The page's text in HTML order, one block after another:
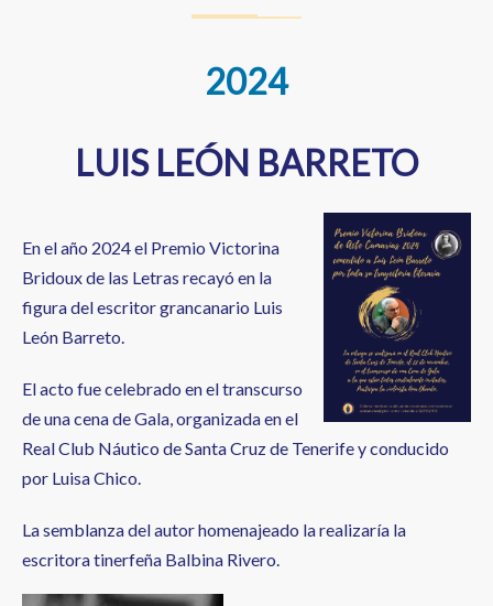
2024
LUIS LEÓN BARRETO
En el año 2024 el Premio Victorina
Bridoux de las Letras recayó en la
figura del escritor grancanario Luis
León Barreto.
El acto fue celebrado en el transcurso
de una cena de Gala, organizada en el
Real Club Náutico de Santa Cruz de Tenerife y conducido
por Luisa Chico.
La semblanza del autor homenajeado la realizaría la
escritora tinerfeña Balbina Rivero.